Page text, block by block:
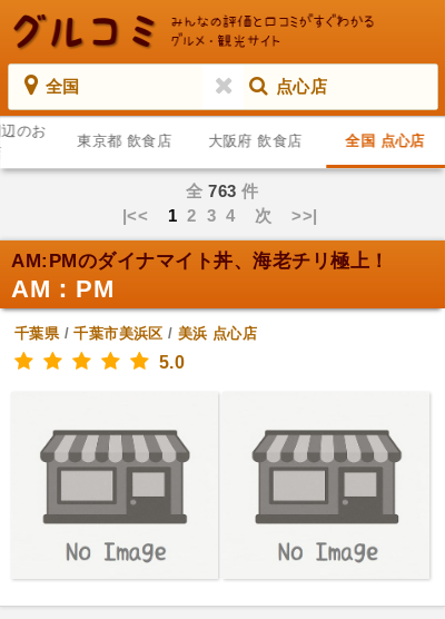
全国 点心店
のお
東京都 飲食店 大阪府 飲食店 全国 点心店
全763 件
|<< 12 3 4 次 >>|
AM:PMのダイナマイト丼、海老チリ極上！
AM：PM
千葉県/千葉市美浜区 / 美浜 点心店
5.0